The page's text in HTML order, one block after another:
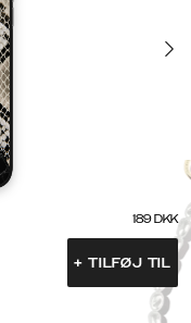
189 DKK
+ TILFØJ TIL